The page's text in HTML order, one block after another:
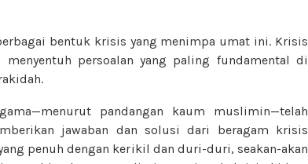
bentuk krisis yang menimpa umat ini. Krisis
persoalan yang paling fundamental di
pandangan kaum muslimin—telah
jawaban dan solusi dari beragam krisis
penuh dengan kerikil dan duri-duri, seakan-akan